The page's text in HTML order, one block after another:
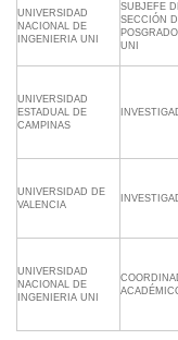
UNIVERSIDAD
NACIONAL DE
INGENIERIA UNI
SUBJEFE
SECCIÓN
UNI
UNIVERSIDAD
ESTADUAL DE
CAMPINAS
UNIVERSIDAD DE
VALENCIA
UNIVERSIDAD
NACIONAL DE
INGENIERIA UNI